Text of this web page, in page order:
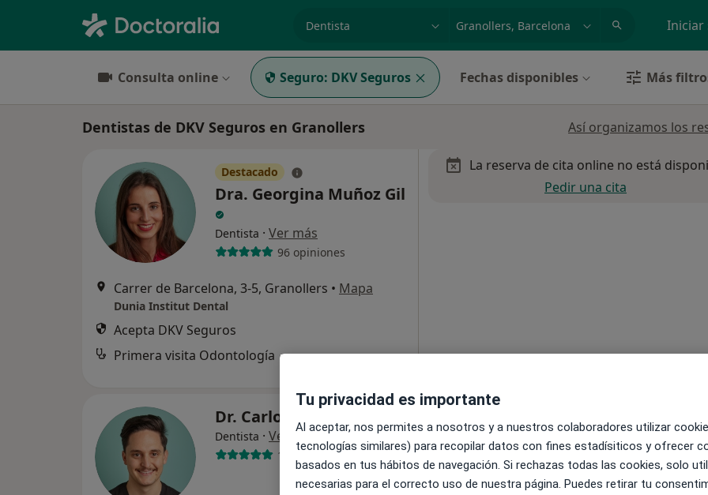
Iniciar
Consulta online Seguro: DKV Seguros Fechas disponibles Más
Dentistas de DKV Seguros en Granollers Así organizamos los
Destacado
Dra. Georgina Muñoz Gil
Dentista · Ver más
96 opiniones
Carrer de Barcelona, 3-5, Granollers • Mapa
Dunia Institut Dental
Acepta DKV Seguros
Primera visita Odontología
La reserva de cita online no está
Pedir una cita
Dr. Carlo Di Falco
Dentista · Ver más
101 opiniones
La reserva de cita online no está
Pedir una cita
Tu privacidad es importante
Al aceptar, nos permites a nosotros y a nuestros colaboradores utilizar
tecnologías similares) para recopilar datos con fines estadísiticos y ofrecer
basados en tus hábitos de navegación. Si rechazas todas las cookies, solo
necesarias para el correcto uso de nuestra página. Puedes retirar tu